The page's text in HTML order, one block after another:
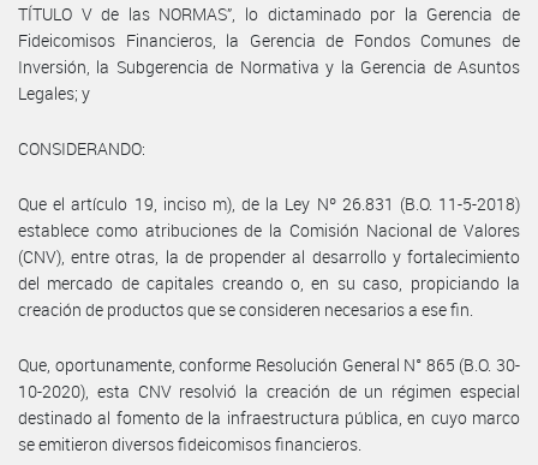
TÍTULO V de las NORMAS”, lo dictaminado por la Gerencia de
Fideicomisos Financieros, la Gerencia de Fondos Comunes de
Inversión, la Subgerencia de Normativa y la Gerencia de Asuntos
Legales; y
CONSIDERANDO:
Que el artículo 19, inciso m), de la Ley Nº 26.831 (B.O. 11-5-2018)
establece como atribuciones de la Comisión Nacional de Valores
(CNV), entre otras, la de propender al desarrollo y fortalecimiento
del mercado de capitales creando o, en su caso, propiciando la
creación de productos que se consideren necesarios a ese fin.
Que, oportunamente, conforme Resolución General N° 865 (B.O. 30-
10-2020), esta CNV resolvió la creación de un régimen especial
destinado al fomento de la infraestructura pública, en cuyo marco
se emitieron diversos fideicomisos financieros.